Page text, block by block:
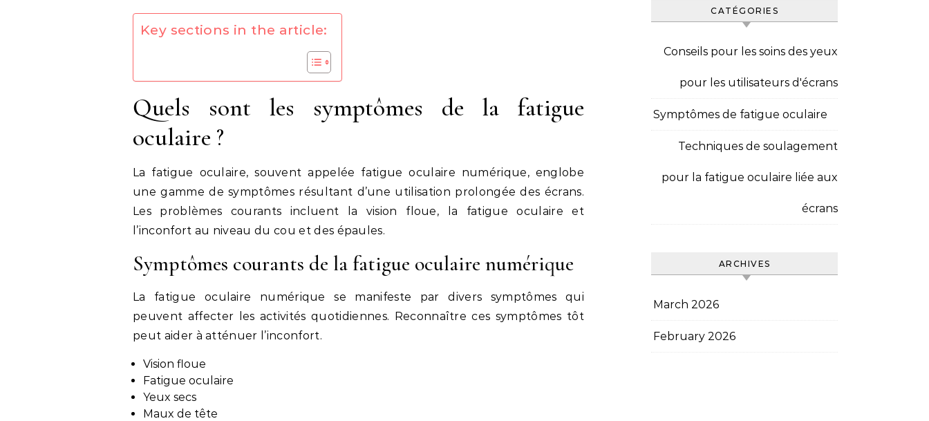
Key sections in the article:
Quels sont les symptômes de la fatigue
oculaire ?
La fatigue oculaire, souvent appelée fatigue oculaire numérique, englobe
une gamme de symptômes résultant d’une utilisation prolongée des écrans.
Les problèmes courants incluent la vision floue, la fatigue oculaire et
l’inconfort au niveau du cou et des épaules.
Symptômes courants de la fatigue oculaire numérique
La fatigue oculaire numérique se manifeste par divers symptômes qui
peuvent affecter les activités quotidiennes. Reconnaître ces symptômes tôt
peut aider à atténuer l’inconfort.
Vision floue
Fatigue oculaire
Yeux secs
Maux de tête
CATÉGORIES
Conseils pour les soins des yeux
pour les utilisateurs d'écrans
Symptômes de fatigue oculaire
Techniques de soulagement
pour la fatigue oculaire liée aux
écrans
ARCHIVES
March 2026
February 2026